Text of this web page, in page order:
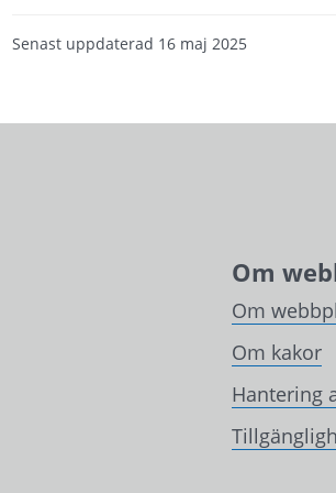
Senast uppdaterad 16 maj 2025
Om
Om
Om kakor
Hantering